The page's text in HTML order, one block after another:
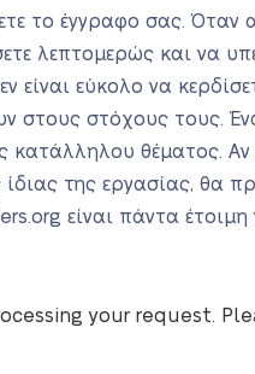
το έγγραφο σας. Όταν
λεπτομερώς και να
είναι εύκολο να
στους στόχους τους.
κατάλληλου θέματος.
της εργασίας, θα
είναι πάντα
your request.